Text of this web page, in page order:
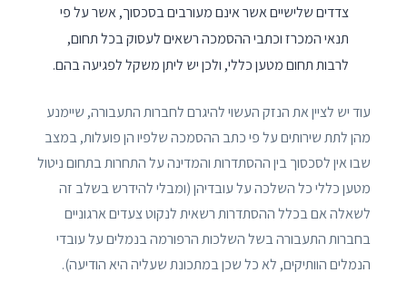
צדדים שלישיים אשר אינם מעורבים בסכסוך, אשר על פי
תנאי המכרז וכתבי ההסמכה רשאים לעסוק בכל תחום,
לרבות תחום מטען כללי, ולכן יש ליתן משקל לפגיעה בהם.
עוד יש לציין את הנזק העשוי להיגרם לחברות התעבורה, שיימנע
מהן לתת שירותים על פי כתב ההסמכה שלפיו הן פועלות, במצב
שבו אין לסכסוך בין ההסתדרות והמדינה על התחרות בתחום ניטול
מטען כללי כל השלכה על עובדיהן (ומבלי להידרש בשלב זה
לשאלה אם בכלל ההסתדרות רשאית לנקוט צעדים ארגוניים
בחברות התעבורה בשל השלכות הרפורמה בנמלים על עובדי
הנמלים הוותיקים, לא כל שכן במתכונת שעליה היא הודיעה).